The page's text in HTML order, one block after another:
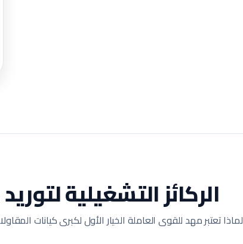
الركائز التشغيلية
لماذا تعتبر مهد للقوى العاملة الخيار الأول لكبرى كيانات